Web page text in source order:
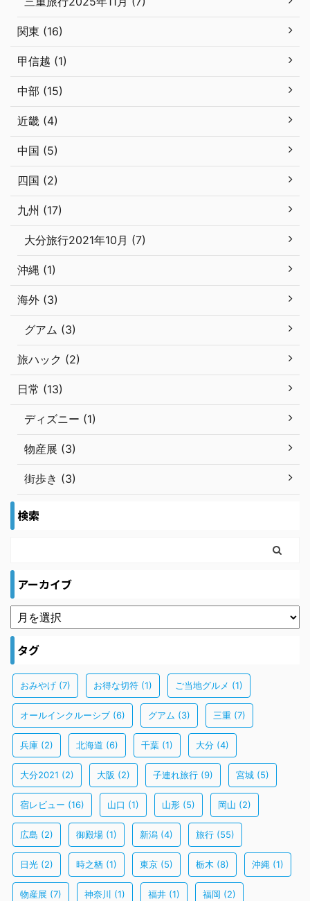
関東 (16)
甲信越 (1)
中部 (15)
近畿 (4)
中国 (5)
四国 (2)
九州 (17)
大分旅行2021年10月 (7)
沖縄 (1)
海外 (3)
グアム (3)
旅ハック (2)
日常 (13)
ディズニー (1)
物産展 (3)
街歩き (3)
検索
アーカイブ
タグ
おみやげ (7) お得な切符 (1) ご当地グルメ (1)
オールインクルーシブ (6) グアム (3) 三重 (7)
兵庫 (2) 北海道 (6) 千葉 (1) 大分 (4)
大分2021 (2) 大阪 (2) 子連れ旅行 (9) 宮城 (5)
宿レビュー (16) 山口 (1) 山形 (5) 岡山 (2)
広島 (2) 御殿場 (1) 新潟 (4) 旅行 (55)
日光 (2) 時之栖 (1) 東京 (5) 栃木 (8) 沖縄 (1)
物産展 (7) 神奈川 (1) 福井 (1) 福岡 (2)